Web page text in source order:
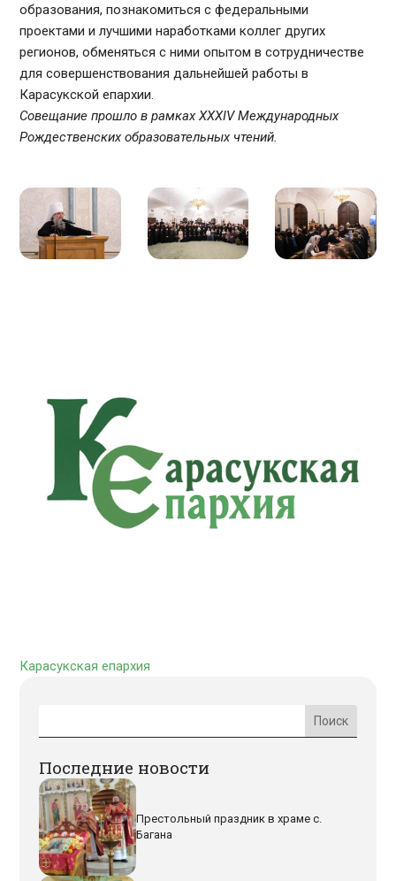
образования, познакомиться с федеральными
проектами и лучшими наработками коллег других
регионов, обменяться с ними опытом в сотрудничестве
для совершенствования дальнейшей работы в
Карасукской епархии.
Совещание прошло в рамках XXXIV Международных
Рождественских образовательных чтений.
Карасукская епархия
Последние новости
Престольный праздник в храме с.
Багана